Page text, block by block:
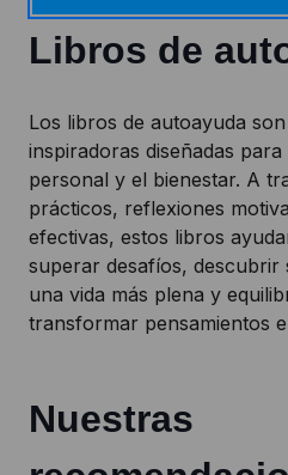
Libros de
Los libros de autoayuda
inspiradoras diseñadas
personal y el bienestar. A
prácticos, reflexiones
efectivas, estos libros
superar desafíos,
una vida más plena y
transformar pensamientos
Nuestras